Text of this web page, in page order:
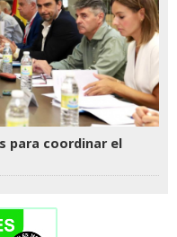
para coordinar el